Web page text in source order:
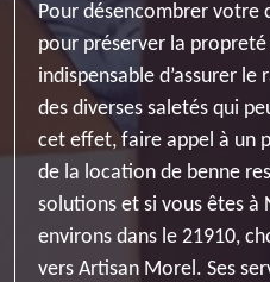
Pour désencombrer votre
pour préserver la
indispensable d’assurer
des diverses saletés qui
cet effet, faire appel à un
de la location de benne
solutions et si vous êtes à
environs dans le 21910,
vers Artisan Morel. Ses